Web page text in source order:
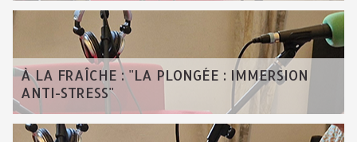
À LA FRAÎCHE : "LA PLONGÉE : IMMERSION
ANTI-STRESS"